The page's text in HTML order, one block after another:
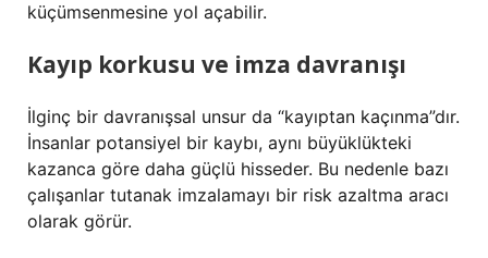
küçümsenmesine yol açabilir.
Kayıp korkusu ve imza davranışı
İlginç bir davranışsal unsur da “kayıptan kaçınma”dır.
İnsanlar potansiyel bir kaybı, aynı büyüklükteki
kazanca göre daha güçlü hisseder. Bu nedenle bazı
çalışanlar tutanak imzalamayı bir risk azaltma aracı
olarak görür.